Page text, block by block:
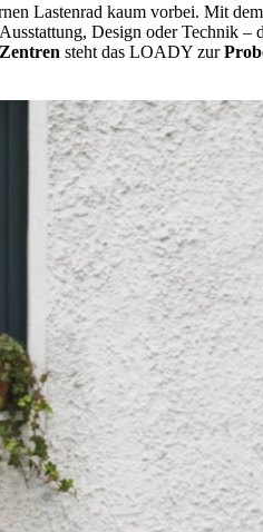
Lastenrad kaum vorbei. Mit dem
Design oder Technik –
steht das LOADY zur